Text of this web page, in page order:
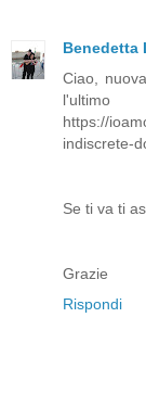
Benedetta
Ciao,
https://
indiscrete-
Se ti va ti
Grazie
Rispondi